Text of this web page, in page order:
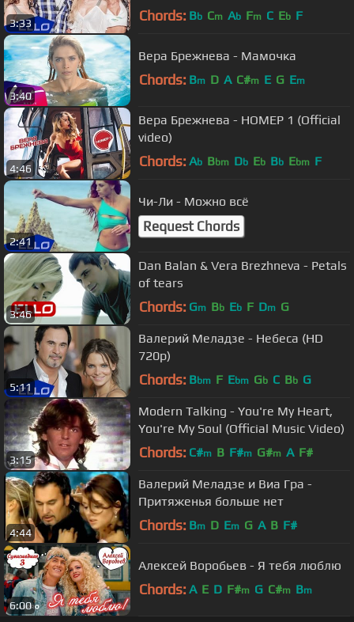
3:33 Chords: Bb Cm Ab Fm C Eb F
3:40
Вера Брежнева - Мамочка
Chords: Bm D A C#m E G Em
4:46
Вера Брежнева - НОМЕР 1 (Official
video)
Chords: Ab Bbm Db Eb Bb Ebm F
2:41
Чи-Ли - Можно всё
Request Chords
3:46
Dan Balan & Vera Brezhneva - Petals
of tears
Chords: Gm Bb Eb F Dm G
5:11
Валерий Меладзе - Небеса (HD
720p)
Chords: Bbm F Ebm Gb C Bb G
3:15
Modern Talking - You're My Heart,
You're My Soul (Official Music Video)
Chords: C#m B F#m G#m A F#
4:44
Валерий Меладзе и Виа Гра -
Притяженья больше нет
Chords: Bm D Em G A B F#
6:00
Алексей Воробьев - Я тебя люблю
Chords: A E D F#m G C#m Bm